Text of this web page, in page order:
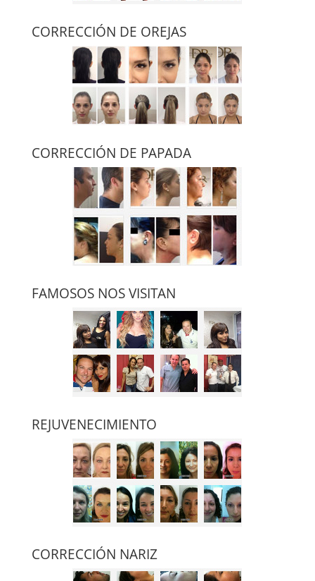
CORRECCIÓN DE OREJAS
CORRECCIÓN DE PAPADA
FAMOSOS NOS VISITAN
REJUVENECIMIENTO
CORRECCIÓN NARIZ